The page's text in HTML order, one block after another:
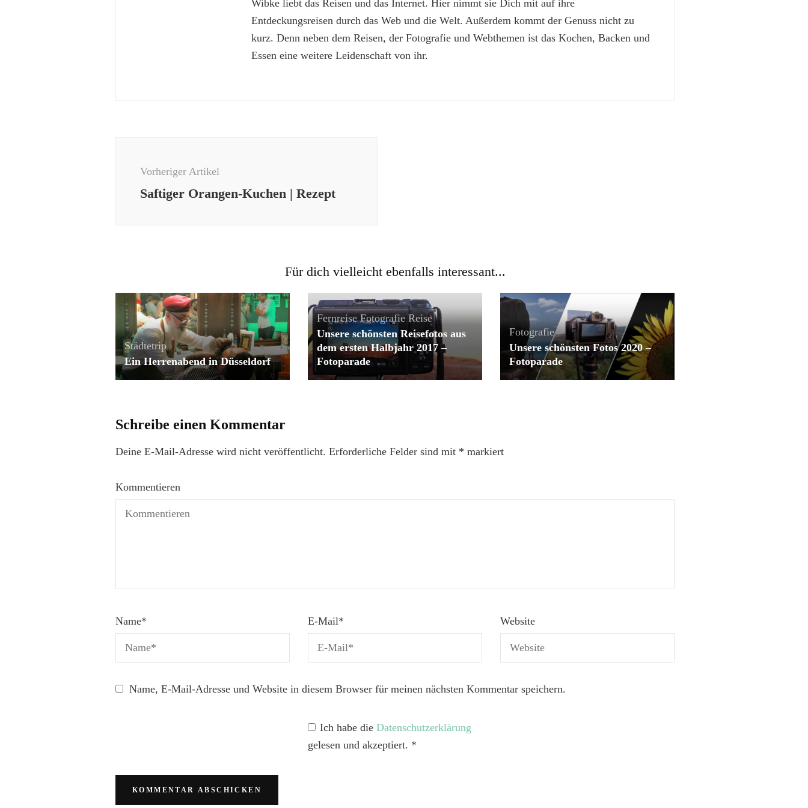
Wibke liebt das Reisen und das Internet. Hier nimmt sie Dich mit auf ihre
Entdeckungsreisen durch das Web und die Welt. Außerdem kommt der Genuss nicht zu
kurz. Denn neben dem Reisen, der Fotografie und Webthemen ist das Kochen, Backen und
Essen eine weitere Leidenschaft von ihr.
Vorheriger Artikel
Saftiger Orangen-Kuchen | Rezept
Für dich vielleicht ebenfalls interessant...
Städtetrip
Ein Herrenabend in Düsseldorf
Fernreise Fotografie Reise
Unsere schönsten Reisefotos aus
dem ersten Halbjahr 2017 –
Fotoparade
Fotografie
Unsere schönsten Fotos 2020 –
Fotoparade
Schreibe einen Kommentar
Deine E-Mail-Adresse wird nicht veröffentlicht. Erforderliche Felder sind mit * markiert
Kommentieren
Name* E-Mail* Website
Name, E-Mail-Adresse und Website in diesem Browser für meinen nächsten Kommentar speichern.
Ich habe die Datenschutzerklärung
gelesen und akzeptiert. *